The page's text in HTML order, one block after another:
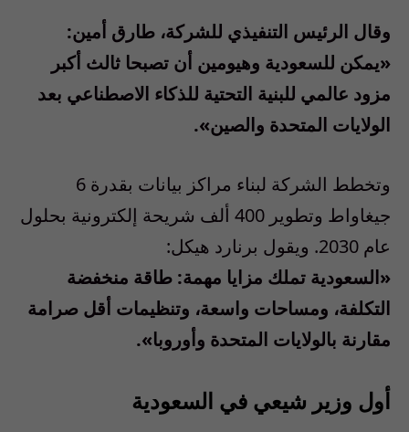
وقال الرئيس التنفيذي للشركة، طارق أمين:
«يمكن للسعودية وهيومين أن تصبحا ثالث أكبر
مزود عالمي للبنية التحتية للذكاء الاصطناعي بعد
الولايات المتحدة والصين».
وتخطط الشركة لبناء مراكز بيانات بقدرة 6
جيغاواط وتطوير 400 ألف شريحة إلكترونية بحلول
عام 2030. ويقول برنارد هيكل:
«السعودية تملك مزايا مهمة: طاقة منخفضة
التكلفة، ومساحات واسعة، وتنظيمات أقل صرامة
مقارنة بالولايات المتحدة وأوروبا».
أول وزير شيعي في السعودية